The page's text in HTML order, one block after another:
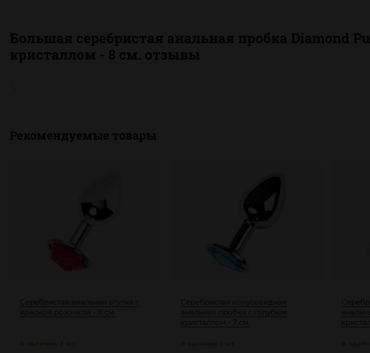
Большая серебристая анальная пробка Diamond
кристаллом - 8 см. отзывы
Рекомендуемые товары
Серебристая анальная втулка с
красной розочкой - 8 см.
Серебристая конусовидная
анальная пробка с голубым
кристаллом - 7 см.